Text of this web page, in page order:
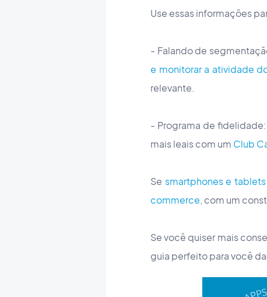
Use essas informações
- Falando de
e monitorar a atividade
relevante.
- Programa de
mais leais com um Club
Se smartphones e
commerce, com um
Se você quiser mais
guia perfeito para você